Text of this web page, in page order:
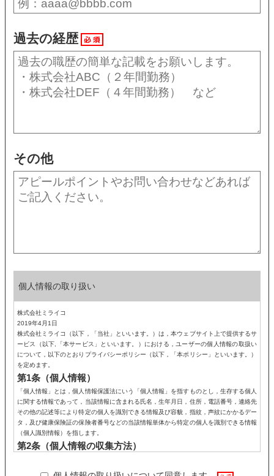
過去の経歴 必須
その他
個人情報の取り扱い
株式会社ミライコ
2019年4月1日
株式会社ミライコ（以下，「当社」といいます。）は，本ウェブサイト上で提供するサ
ービス（以下,「本サービス」といいます。）における，ユーザーの個人情報の取扱い
について，以下のとおりプライバシーポリシー（以下，「本ポリシー」といいます。）
を定めます。
第1条（個人情報）
「個人情報」とは，個人情報保護法にいう「個人情報」を指すものとし，生存する個人
に関する情報であって，当該情報に含まれる氏名，生年月日，住所，電話番号，連絡先
その他の記述等により特定の個人を識別できる情報及び容貌，指紋，声紋にかかるデー
タ，及び健康保険証の保険者番号などの当該情報単体から特定の個人を識別できる情報
（個人識別情報）を指します。
第2条（個人情報の収集方法）
レス，銀行口座番号，クレジットカード番号，運転免許証番号などの個人情報をお尋ね